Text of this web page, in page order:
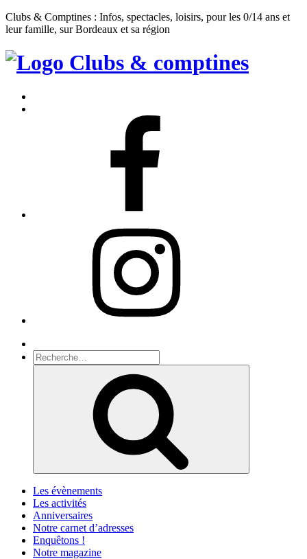
Clubs & Comptines : Infos, spectacles, loisirs, pour les 0/14 ans et
leur famille, sur Bordeaux et sa région
Clubs
Comptines
Recherche
pour
Les évènements
Les activités
Anniversaires
Notre carnet d’adresses
Enquêtons !
Notre magazine